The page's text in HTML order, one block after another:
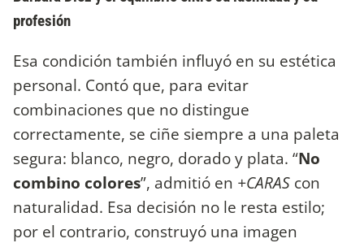
profesión
Esa condición también influyó en su estética
personal. Contó que, para evitar
combinaciones que no distingue
correctamente, se ciñe siempre a una paleta
segura: blanco, negro, dorado y plata. “No
combino colores”, admitió en +CARAS con
naturalidad. Esa decisión no le resta estilo;
por el contrario, construyó una imagen